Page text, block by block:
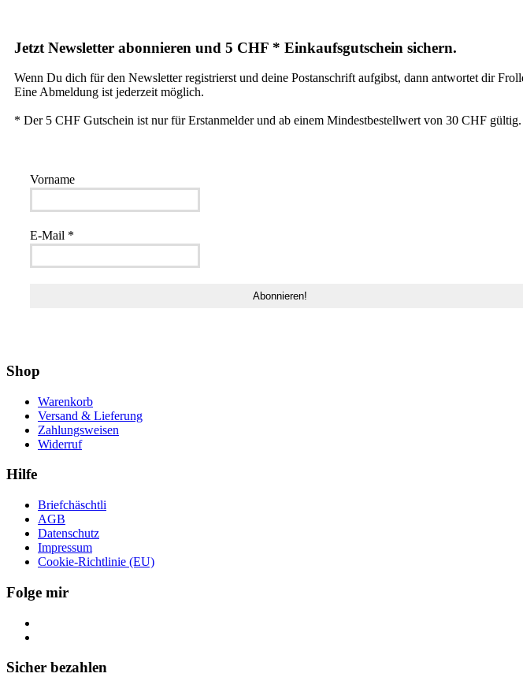
Jetzt Newsletter abonnieren und 5 CHF * Einkaufsgutschein sichern.
Wenn Du dich für den Newsletter registrierst und deine Postanschrift aufgibst, dann antwortet dir
Eine Abmeldung ist jederzeit möglich.
* Der 5 CHF Gutschein ist nur für Erstanmelder und ab einem Mindestbestellwert von 30 CHF gültig.
Vorname
E-Mail *
Shop
Warenkorb
Versand & Lieferung
Zahlungsweisen
Widerruf
Hilfe
Briefchäschtli
AGB
Datenschutz
Impressum
Cookie-Richtlinie (EU)
Folge mir
Sicher bezahlen